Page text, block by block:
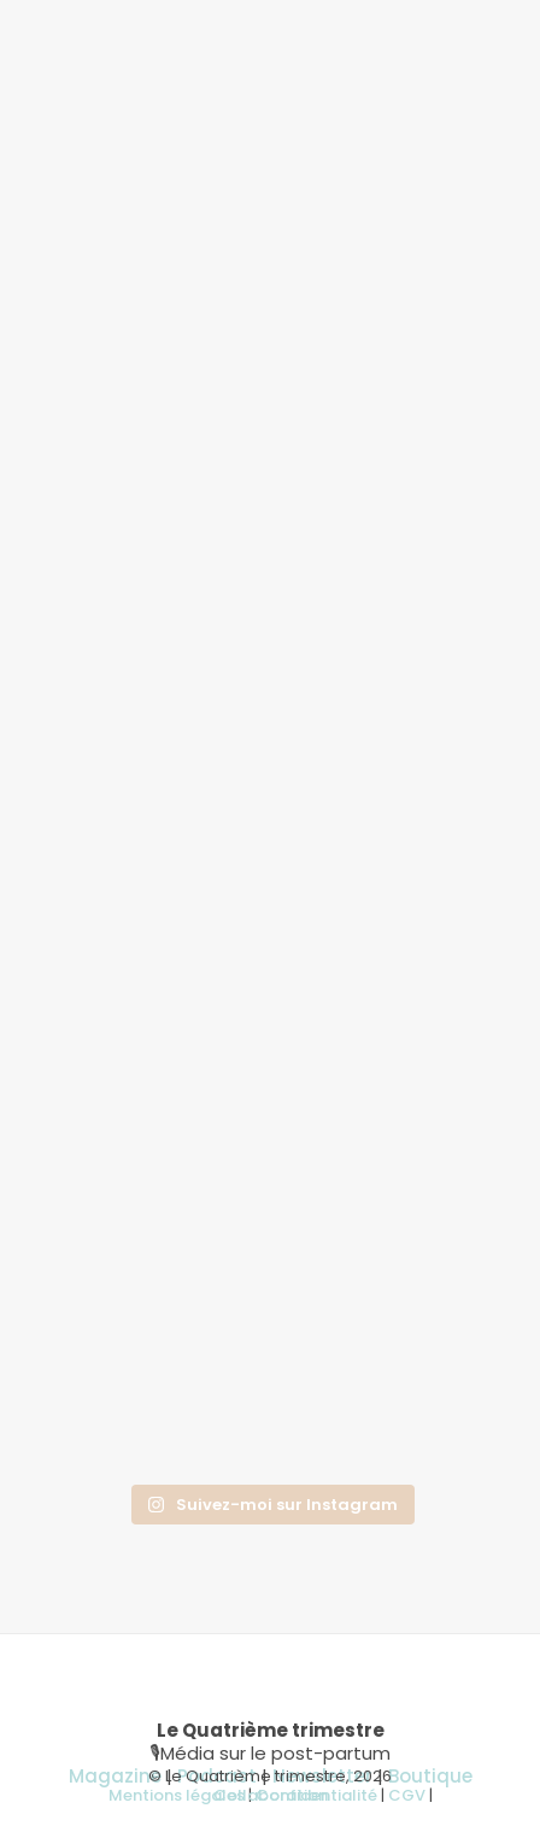
Suivez-moi sur Instagram
Le Quatrième trimestre
🎙Média sur le post-partum
Magazine|Podcast|Newsletter|Boutique
© Le Quatrième trimestre, 2026
Mentions légales|Confidentialité| CGV|
Collaboration